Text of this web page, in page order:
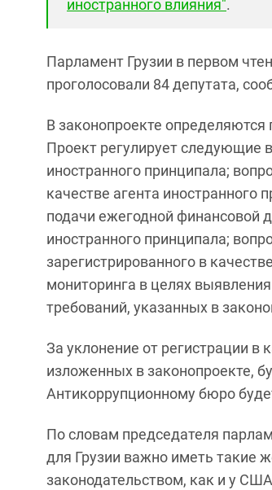
иностранного влияния".
Парламент Грузии в первом
проголосовали 84 депутата,
В законопроекте определяются
Проект регулирует следующие
иностранного принципала;
качестве агента иностранного
подачи ежегодной финансовой
иностранного принципала;
зарегистрированного в
мониторинга в целях
требований, указанных в
За уклонение от регистрации в
изложенных в законопроекте,
Антикоррупционному бюро
По словам председателя
для Грузии важно иметь такие
законодательством, как и у